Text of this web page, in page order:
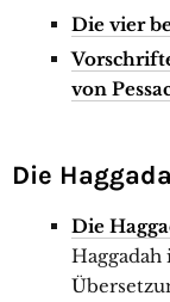
Die vier
von
Die
Die